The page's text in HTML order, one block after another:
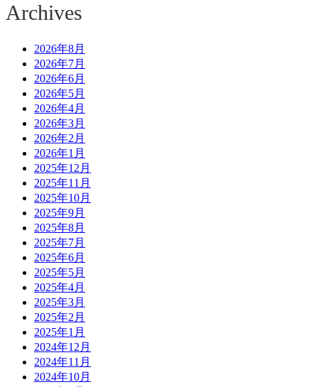
Archives
2026年8月
2026年7月
2026年6月
2026年5月
2026年4月
2026年3月
2026年2月
2026年1月
2025年12月
2025年11月
2025年10月
2025年9月
2025年8月
2025年7月
2025年6月
2025年5月
2025年4月
2025年3月
2025年2月
2025年1月
2024年12月
2024年11月
2024年10月